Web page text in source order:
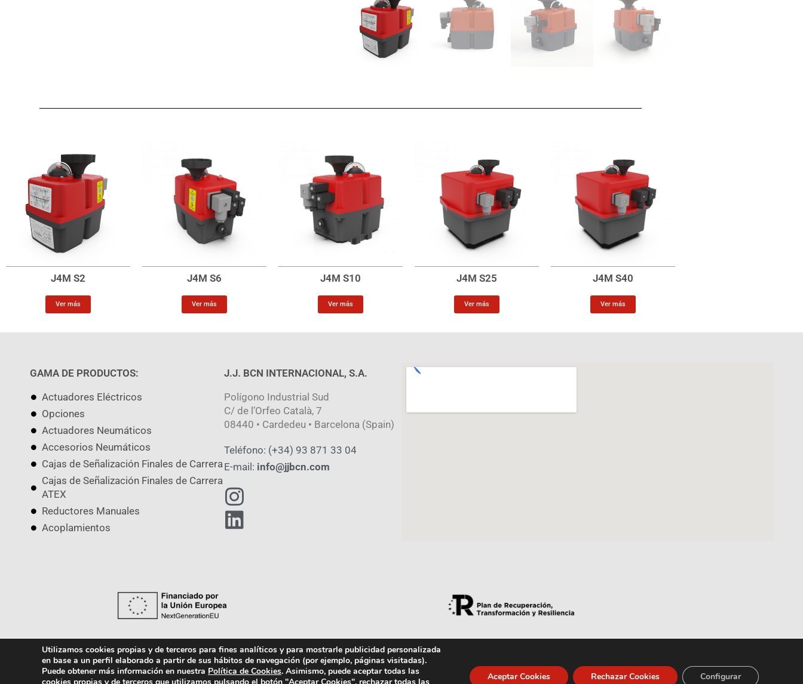
J4M S2
Ver más
J4M S6
Ver más
J4M S10
Ver más
J4M S25
Ver más
J4M S40
Ver más
GAMA DE PRODUCTOS:
Actuadores Eléctricos
Opciones
Actuadores Neumáticos
Accesorios Neumáticos
Cajas de Señalización Finales de Carrera
Cajas de Señalización Finales de Carrera
ATEX
Reductores Manuales
Acoplamientos
J.J. BCN INTERNACIONAL, S.A.
Polígono Industrial Sud
C/ de l’Orfeo Català, 7
08440 • Cardedeu • Barcelona (Spain)
Teléfono: (+34) 93 871 33 04
E-mail: info@jjbcn.com
Política de Cookies Política de Privacidad Política de Calidad Aviso Legal
Utilizamos cookies propias y de terceros para fines analíticos y para mostrarle publicidad personalizada
en base a un perfil elaborado a partir de sus hábitos de navegación (por ejemplo, páginas visitadas).
Puede obtener más información en nuestra Política de Cookies. Asimismo, puede aceptar todas las
Aceptar Cookies Rechazar Cookies Configurar